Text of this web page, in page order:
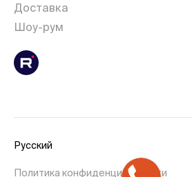
Доставка
Шоу-рум
Русский
Политика конфиденциальности